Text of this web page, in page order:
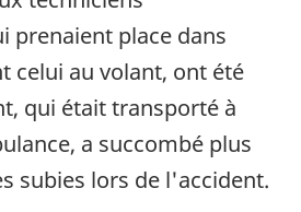
prenaient place dans
celui au volant, ont été
qui était transporté à
a succombé plus
subies lors de l'accident.